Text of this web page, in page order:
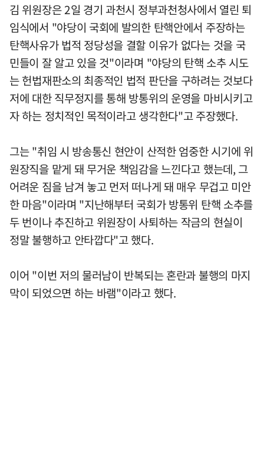
김 위원장은 2일 경기 과천시 정부과천청사에서 열린 퇴
임식에서 "야당이 국회에 발의한 탄핵안에서 주장하는
탄핵사유가 법적 정당성을 결할 이유가 없다는 것을 국
민들이 잘 알고 있을 것"이라며 "야당의 탄핵 소추 시도
는 헌법재판소의 최종적인 법적 판단을 구하려는 것보다
저에 대한 직무정지를 통해 방통위의 운영을 마비시키고
자 하는 정치적인 목적이라고 생각한다"고 주장했다.
그는 "취임 시 방송통신 현안이 산적한 엄중한 시기에 위
원장직을 맡게 돼 무거운 책임감을 느낀다고 했는데, 그
어려운 짐을 남겨 놓고 먼저 떠나게 돼 매우 무겁고 미안
한 마음"이라며 "지난해부터 국회가 방통위 탄핵 소추를
두 번이나 추진하고 위원장이 사퇴하는 작금의 현실이
정말 불행하고 안타깝다"고 했다.
이어 "이번 저의 물러남이 반복되는 혼란과 불행의 마지
막이 되었으면 하는 바램"이라고 했다.